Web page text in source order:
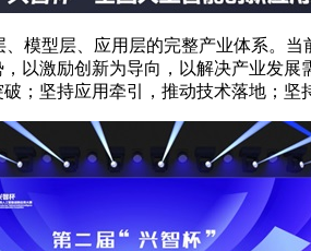
模型层、应用层的完整产业体系。
以激励创新为导向，以解决产业发
；坚持应用牵引，推动技术落地；坚